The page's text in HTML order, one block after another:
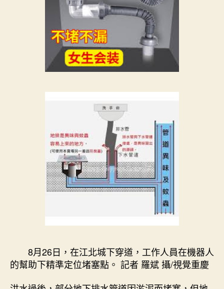
8月26日，在江北城下穿道，工作人員在機器人
的幫助下精準定位堵塞點。 記者 羅斌 攝/視覺重慶